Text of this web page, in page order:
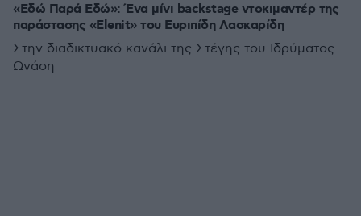
«Εδώ Παρά Εδώ»: Ένα μίνι backstage ντοκιμαντέρ της
παράστασης «Elenit» του Ευριπίδη Λασκαρίδη
Στην διαδικτυακό κανάλι της Στέγης του Ιδρύματος
Ωνάση